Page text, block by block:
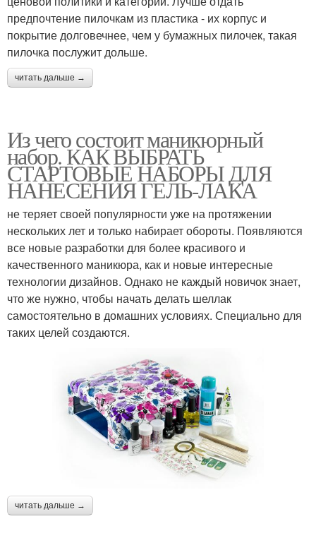
предпочтение пилочкам из пластика - их корпус и
покрытие долговечнее, чем у бумажных пилочек, такая
пилочка послужит дольше.
читать дальше →
Из чего состоит маникюрный
набор. КАК ВЫБРАТЬ
СТАРТОВЫЕ НАБОРЫ ДЛЯ
НАНЕСЕНИЯ ГЕЛЬ-ЛАКА
не теряет своей популярности уже на протяжении
нескольких лет и только набирает обороты. Появляются
все новые разработки для более красивого и
качественного маникюра, как и новые интересные
технологии дизайнов. Однако не каждый новичок знает,
что же нужно, чтобы начать делать шеллак
самостоятельно в домашних условиях. Специально для
таких целей создаются.
читать дальше →